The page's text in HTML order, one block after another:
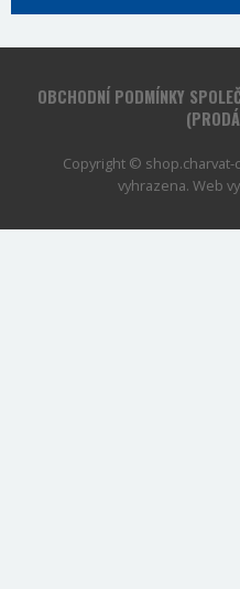
OBCHODNÍ PODMÍNKY
Copyright © shop.charvat-
vyhrazena. Web